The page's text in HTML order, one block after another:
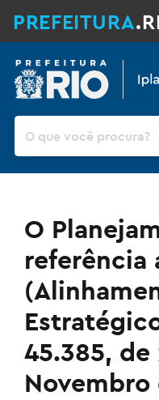
PREFEITURA
Pesquisar
O
referência
45.385, de
Novembro